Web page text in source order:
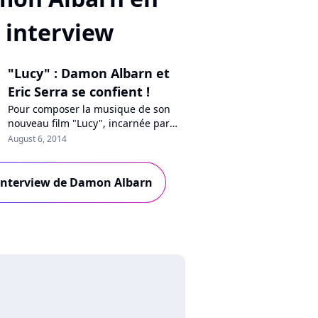
interview
"Lucy" : Damon Albarn et
Eric Serra se confient !
Pour composer la musique de son
nouveau film "Lucy", incarnée par
Scarlett Johansson, Luc Besson a vu
commandes de la bande originale
de ce thriller en salles aujourd'hui ?
Eric Serra, le célèbre compositeur
August 6, 2014
de Damon Albarn